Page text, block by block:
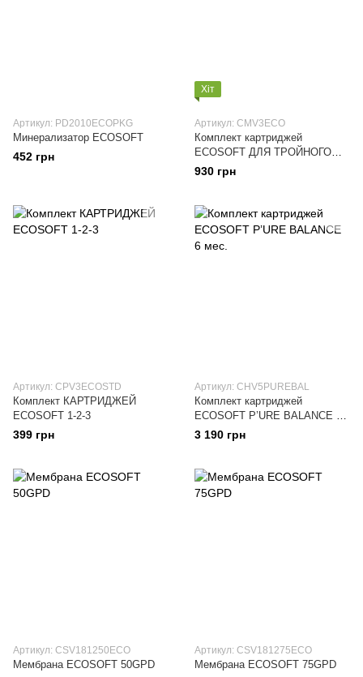
Артикул: PD2010ECOPKG
Минерализатор ECOSOFT
452 грн
Хіт
Артикул: CMV3ECO
Комплект картриджей
ECOSOFT ДЛЯ ТРОЙНОГО
ФИЛЬТРА
930 грн
Артикул: CPV3ECOSTD
Комплект КАРТРИДЖЕЙ
ECOSOFT 1-2-3
399 грн
Артикул: CHV5PUREBAL
Комплект картриджей
ECOSOFT P’URE BALANCE 6
мес.
3 190 грн
Артикул: CSV181250ECO
Мембрана ECOSOFT 50GPD
Артикул: CSV181275ECO
Мембрана ECOSOFT 75GPD